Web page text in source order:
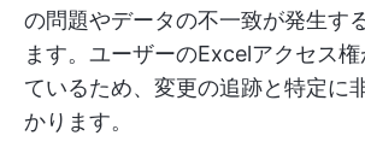
の問題やデータの不一致が発生す
ます。ユーザーのExcelアクセス
ているため、変更の追跡と特定に
かります。